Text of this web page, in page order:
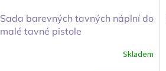
Sada barevných tavných náplní do
malé tavné pistole
Skladem